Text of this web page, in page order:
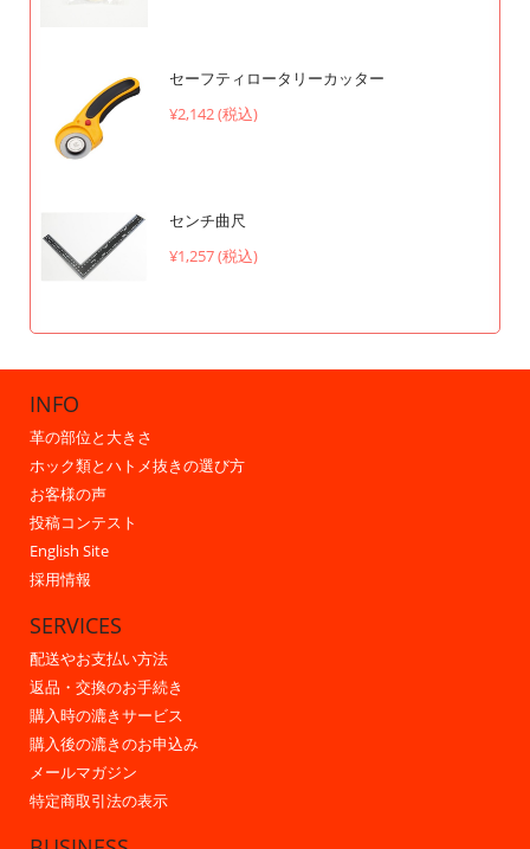
セーフティロータリーカッター
¥2,142 (税込)
センチ曲尺
¥1,257 (税込)
INFO
革の部位と大きさ
ホック類とハトメ抜きの選び方
お客様の声
投稿コンテスト
English Site
採用情報
SERVICES
配送やお支払い方法
返品・交換のお手続き
購入時の漉きサービス
購入後の漉きのお申込み
メールマガジン
特定商取引法の表示